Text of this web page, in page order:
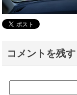
コメントを残す